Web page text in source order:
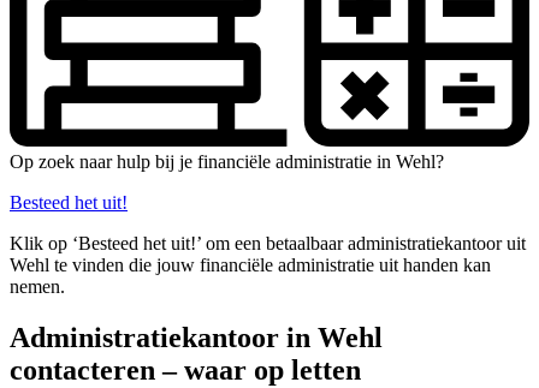
Op zoek naar hulp bij je financiële administratie in Wehl?
Besteed het uit!
Klik op ‘Besteed het uit!’ om een betaalbaar administratiekantoor uit
Wehl te vinden die jouw financiële administratie uit handen kan
nemen.
Administratiekantoor in Wehl
contacteren – waar op letten